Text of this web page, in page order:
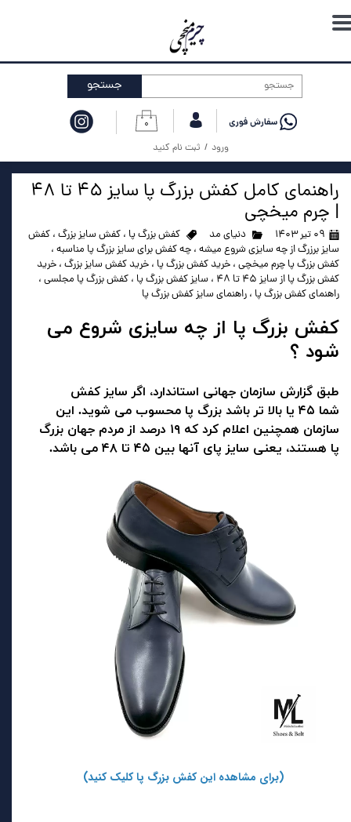
۰
ورود / ثبت نام کنید
حساب کاربری من
تغییر گذر واژه
خروج از حساب کاربری
جستجو
راهنمای کامل کفش بزرگ پا سایز ۴۵ تا ۴۸
| چرم میخچی
۰۹ تیر ۱۴۰۳ دنیای مد کفش بزرگ پا ، کفش سایز بزرگ ، کفش
سایز برزرگ از چه سایزی شروع میشه ، چه کفش برای سایز بزرگ پا مناسبه ،
کفش بزرگ پا چرم میخچی ، خرید کفش بزرگ پا ، خرید کفش سایز بزرگ ، خرید
کفش بزرگ پا از سایز ۴۵ تا ۴۸
، سایز کفش بزرگ پا ، کفش بزرگ پا مجلسی ،
راهنمای کفش بزرگ پا ، راهنمای سایز کفش بزرگ پا
کفش بزرگ پا از چه سایزی شروع می
شود ؟
طبق گزارش سازمان جهانی استاندارد، اگر سایز کفش
شما ۴۵ یا بالا تر باشد بزرگ پا محسوب می شوید. این
سازمان همچنین اعلام کرد که ۱۹ درصد از مردم جهان بزرگ
پا هستند، یعنی سایز پای آنها بین ۴۵ تا ۴۸ می باشد.
(برای مشاهده این کفش بزرگ پا کلیک کنید)